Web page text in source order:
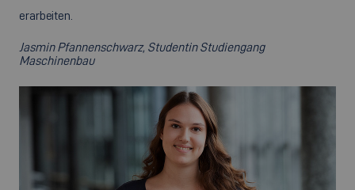
erarbeiten.
Jasmin Pfannenschwarz, Studentin Studiengang
Maschinenbau